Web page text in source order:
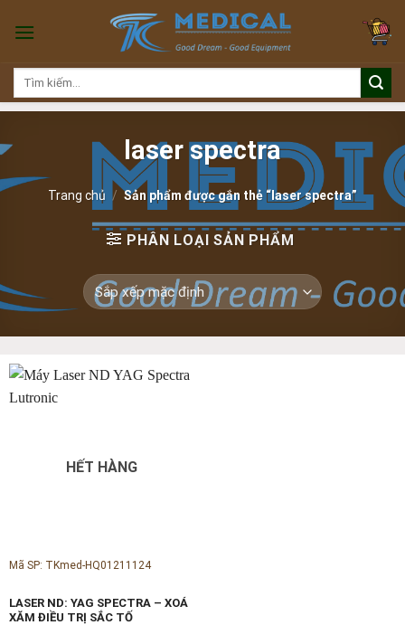
Tìm
laser spectra
Trang chủ / Sản phẩm được gắn thẻ “laser spectra”
PHÂN LOẠI SẢN PHẨM
HẾT HÀNG
Mã SP: TKmed-HQ01211124
LASER ND: YAG SPECTRA – XOÁ
XĂM ĐIỀU TRỊ SẮC TỐ